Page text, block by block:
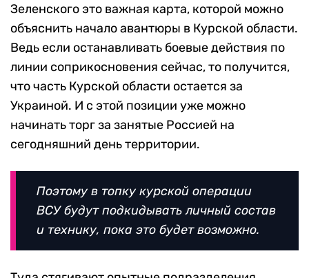
Зеленского это важная карта, которой можно
объяснить начало авантюры в Курской области.
Ведь если останавливать боевые действия по
линии соприкосновения сейчас, то получится,
что часть Курской области остается за
Украиной. И с этой позиции уже можно
начинать торг за занятые Россией на
сегодняшний день территории.
Поэтому в топку курской операции
ВСУ будут подкидывать личный состав
и технику, пока это будет возможно.